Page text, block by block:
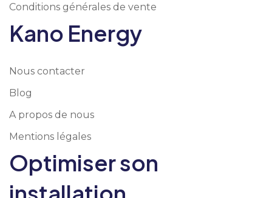
Conditions générales de vente
Kano Energy
Nous contacter
Blog
A propos de nous
Mentions légales
Optimiser son